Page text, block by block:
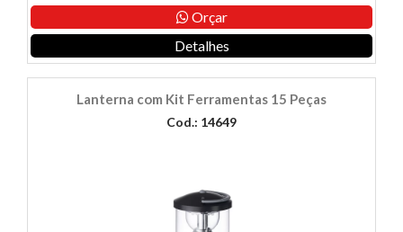
Orçar
Detalhes
Lanterna com Kit Ferramentas 15 Peças
Cod.: 14649